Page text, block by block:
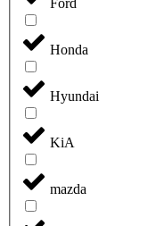
Ford
Honda
Hyundai
KiA
mazda